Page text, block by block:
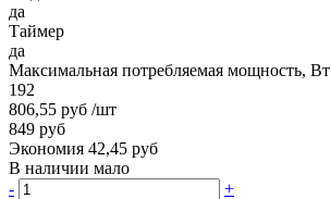
да
Таймер
да
Максимальная потребляемая мощность, Вт
192
806,55 руб /шт
849 руб
Экономия 42,45 руб
В наличии мало
-
+